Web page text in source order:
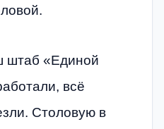
штаб «Единой
всё
Столовую в